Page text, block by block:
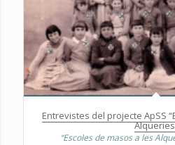
Entrevistes del projecte ApSS
“Escoles de masos a les